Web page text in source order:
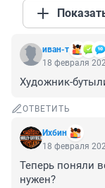
иван-т
18 февраля
Художник-
ОТВЕТИТЬ
Ихбин
18 февраля
Теперь поняли
нужен?